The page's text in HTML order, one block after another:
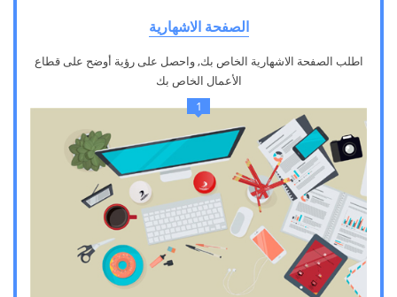
الصفحة الاشهارية
اطلب الصفحة الاشهارية الخاص بك, واحصل على رؤية أوضح على قطاع
الأعمال الخاص بك
1